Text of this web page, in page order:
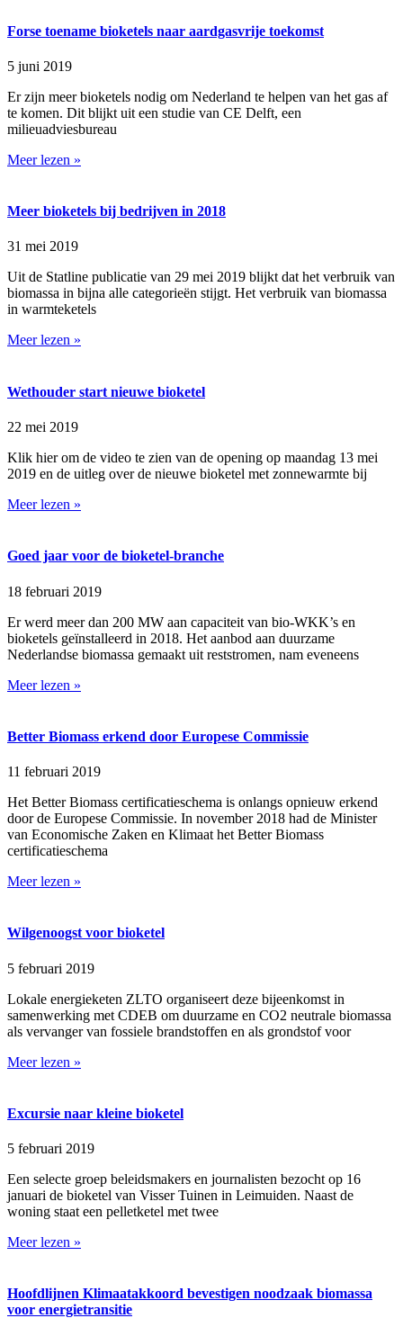
Forse toename bioketels naar aardgasvrije toekomst
5 juni 2019
Er zijn meer bioketels nodig om Nederland te helpen van het gas af
te komen. Dit blijkt uit een studie van CE Delft, een
milieuadviesbureau
Meer lezen »
Meer bioketels bij bedrijven in 2018
31 mei 2019
Uit de Statline publicatie van 29 mei 2019 blijkt dat het verbruik van
biomassa in bijna alle categorieën stijgt. Het verbruik van biomassa
in warmteketels
Meer lezen »
Wethouder start nieuwe bioketel
22 mei 2019
Klik hier om de video te zien van de opening op maandag 13 mei
2019 en de uitleg over de nieuwe bioketel met zonnewarmte bij
Meer lezen »
Goed jaar voor de bioketel-branche
18 februari 2019
Er werd meer dan 200 MW aan capaciteit van bio-WKK’s en
bioketels geïnstalleerd in 2018. Het aanbod aan duurzame
Nederlandse biomassa gemaakt uit reststromen, nam eveneens
Meer lezen »
Better Biomass erkend door Europese Commissie
11 februari 2019
Het Better Biomass certificatieschema is onlangs opnieuw erkend
door de Europese Commissie. In november 2018 had de Minister
van Economische Zaken en Klimaat het Better Biomass
certificatieschema
Meer lezen »
Wilgenoogst voor bioketel
5 februari 2019
Lokale energieketen ZLTO organiseert deze bijeenkomst in
samenwerking met CDEB om duurzame en CO2 neutrale biomassa
als vervanger van fossiele brandstoffen en als grondstof voor
Meer lezen »
Excursie naar kleine bioketel
5 februari 2019
Een selecte groep beleidsmakers en journalisten bezocht op 16
januari de bioketel van Visser Tuinen in Leimuiden. Naast de
woning staat een pelletketel met twee
Meer lezen »
Hoofdlijnen Klimaatakkoord bevestigen noodzaak biomassa
voor energietransitie